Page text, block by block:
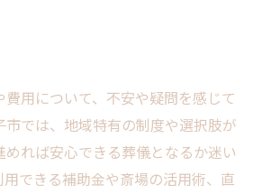
用について、不安や疑問を感じて
市では、地域特有の制度や選択肢が
れば安心できる葬儀となるか迷い
できる補助金や斎場の活用術、直